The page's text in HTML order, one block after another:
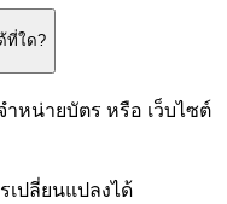
ที่ใด?
หน่ายบัตร หรือ เว็บไซต์
เปลี่ยนแปลงได้